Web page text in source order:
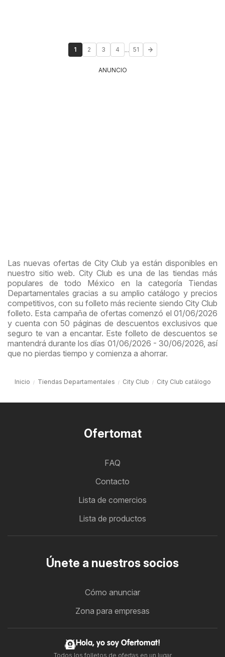
1 2 3 4 ... 51
ANUNCIO
Las nuevas ofertas de City Club ya están disponibles en
nuestro sitio web. City Club es una de las tiendas más
populares de todo México en la categoría Tiendas
Departamentales gracias a su amplio catálogo y precios
competitivos, con su folleto más reciente siendo City Club
folleto. Esta campaña de ofertas comenzó el 01/06/2026
y cuenta con 50 páginas de descuentos exclusivos que
seguro te van a encantar. Este folleto de descuentos se
mantendrá durante los días 01/06/2026 - 30/06/2026, así
que no pierdas tiempo y comienza a ahorrar.
Inicio Tiendas Departamentales City Club City Club catálogo
Ofertomat
FAQ
Contacto
Lista de comercios
Lista de productos
Únete a nuestros socios
Cómo anunciar
Zona para empresas
Hola, yo soy Ofertomat!
Todos los folletos de ofertas en un lugar